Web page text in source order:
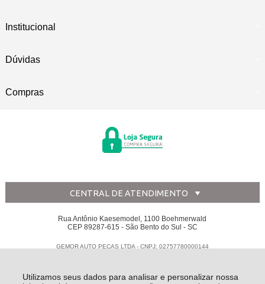
Utilizamos seus dados para analisar e personalizar nossa
Institucional
Dúvidas
Compras
CENTRAL DE ATENDIMENTO
Rua Antônio Kaesemodel, 1100 Boehmerwald
CEP 89287-615 - São Bento do Sul - SC
GEMOR AUTO PECAS LTDA - CNPJ: 02757780000144